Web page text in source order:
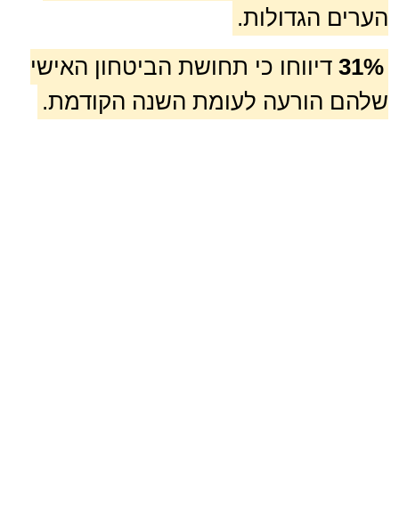
הערים הגדולות.
31%דיווחו כי תחושת הביטחון האישי
שלהם הורעה לעומת השנה הקודמת.